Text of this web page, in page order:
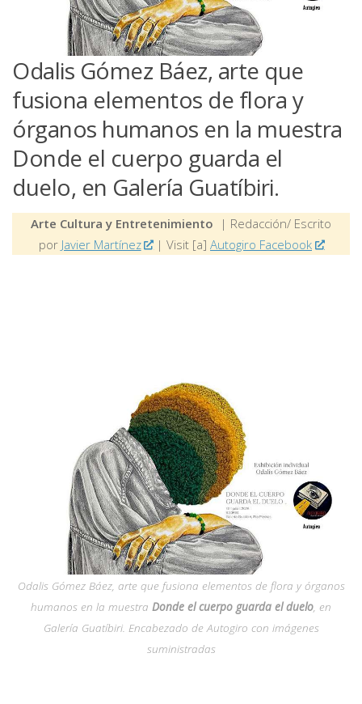
Odalis Gómez Báez, arte que
fusiona elementos de flora y
órganos humanos en la muestra
Donde el cuerpo guarda el
duelo, en Galería Guatíbiri.
Arte Cultura y Entretenimiento | Redacción/ Escrito
por Javier Martínez | Visit [a] Autogiro Facebook
Odalis Gómez Báez, arte que fusiona elementos de flora y órganos
humanos en la muestra Donde el cuerpo guarda el duelo, en
Galería Guatíbiri. Encabezado de Autogiro con imágenes
suministradas